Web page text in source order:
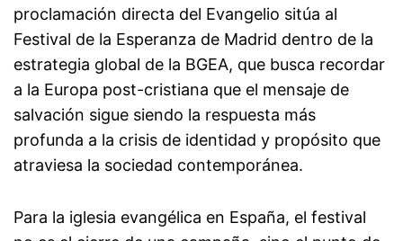
proclamación directa del Evangelio sitúa al
Festival de la Esperanza de Madrid dentro de la
estrategia global de la BGEA, que busca recordar
a la Europa post-cristiana que el mensaje de
salvación sigue siendo la respuesta más
profunda a la crisis de identidad y propósito que
atraviesa la sociedad contemporánea.
Para la iglesia evangélica en España, el festival